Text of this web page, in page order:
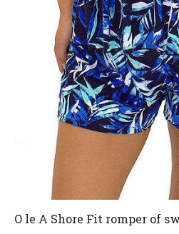
O le A Shore Fit romper of